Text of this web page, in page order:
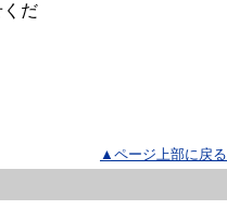
だ
▲ページ上部に戻る